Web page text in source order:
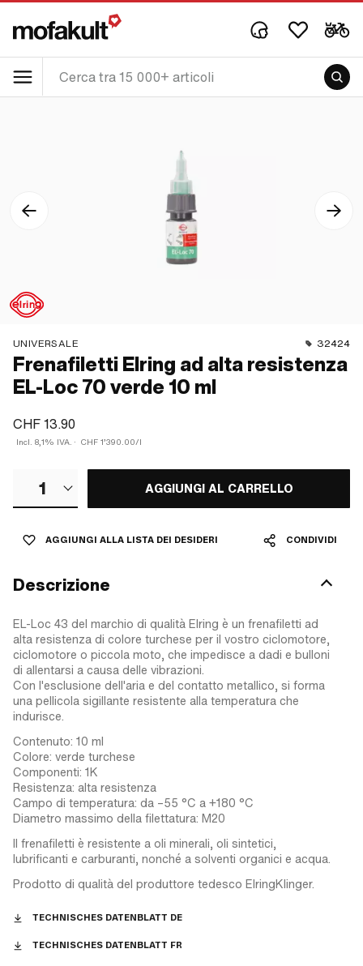
UNIVERSALE 32424
Frenafiletti Elring ad alta resistenza
EL-Loc 70 verde 10 ml
CHF 13.90
Incl. 8,1% IVA. · CHF 1’390.00/l
1 AGGIUNGI AL CARRELLO
AGGIUNGI ALLA LISTA DEI DESIDERI CONDIVIDI
Descrizione
EL-Loc 43 del marchio di qualità Elring è un frenafiletti ad
alta resistenza di colore turchese per il vostro ciclomotore,
ciclomotore o piccola moto, che impedisce a dadi e bulloni
di allentarsi a causa delle vibrazioni.
Con l'esclusione dell'aria e del contatto metallico, si forma
una pellicola sigillante resistente alla temperatura che
indurisce.
Contenuto: 10 ml
Colore: verde turchese
Componenti: 1K
Resistenza: alta resistenza
Campo di temperatura: da –55 °C a +180 °C
Diametro massimo della filettatura: M20
Il frenafiletti è resistente a oli minerali, oli sintetici,
lubrificanti e carburanti, nonché a solventi organici e acqua.
Prodotto di qualità del produttore tedesco ElringKlinger.
TECHNISCHES DATENBLATT DE
TECHNISCHES DATENBLATT FR